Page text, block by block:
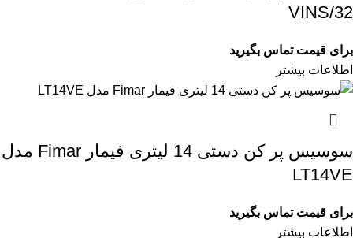
VINS/32
برای قیمت تماس بگیرید
اطلاعات بیشتر
سوسیس پر کن دستی 14 لیتری فیمار Fimar مدل
LT14VE
برای قیمت تماس بگیرید
اطلاعات بیشتر